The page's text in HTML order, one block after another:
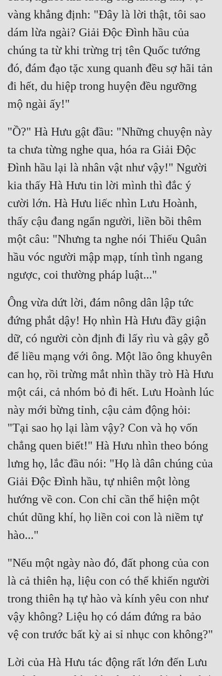
Quan Trường
Quân Sự
Sắc
Sủng
Thanh Xuân
Trinh Thám
Triều Đấu
Trùng Sinh
Trọng Sinh
Tu Chân
Tu Tiên
Tội Phạm
Vô Địch
Võ Hiệp
Võng Du
Xuyên Không
Xuyên Nhanh
Điền Văn
Đô Thị
Đông Phương
Đông Phương Huyền Huyễn
Đồng Nhân
Cẩu Đạo Trường Sinh
Ngự Thú
Truyện Nam
Truyện Nữ
Vô Địch Lưu
Xây Dựng Thế Lực
vàng khẳng định: "Đây là lời thật, tôi sao
dám lừa ngài? Giải Độc Đình hầu của
chúng ta từ khi trừng trị tên Quốc tướng
đó, đám đạo tặc xung quanh đều sợ hãi tản
đi hết, du hiệp trong huyện đều ngưỡng
"Ồ?" Hà Hưu gật đầu: "Những chuyện này
ta chưa từng nghe qua, hóa ra Giải Độc
Đình hầu lại là nhân vật như vậy!" Người
kia thấy Hà Hưu tin lời mình thì đắc ý
cười lớn. Hà Hưu liếc nhìn Lưu Hoành,
thấy cậu đang ngẩn người, liền bồi thêm
một câu: "Nhưng ta nghe nói Thiếu Quân
hầu vóc người mập mạp, tính tình ngang
Ông vừa dứt lời, đám nông dân lập tức
đứng phắt dậy! Họ nhìn Hà Hưu đầy giận
dữ, có người còn định đi lấy rìu và gậy gỗ
để liều mạng với ông. Một lão ông khuyên
can họ, rồi trừng mắt nhìn thầy trò Hà Hưu
một cái, cả nhóm bỏ đi hết. Lưu Hoành lúc
này mới bừng tỉnh, cậu cảm động hỏi:
"Tại sao họ lại làm vậy? Con và họ vốn
chẳng quen biết!" Hà Hưu nhìn theo bóng
lưng họ, lắc đầu nói: "Họ là dân chúng của
Giải Độc Đình hầu, tự nhiên một lòng
hướng về con. Con chỉ cần thể hiện một
chút dũng khí, họ liền coi con là niềm tự
"Nếu một ngày nào đó, đất phong của con
là cả thiên hạ, liệu con có thể khiến người
trong thiên hạ tự hào và kính yêu con như
vậy không? Liệu họ có dám đứng ra bảo
Lời của Hà Hưu tác động rất lớn đến Lưu